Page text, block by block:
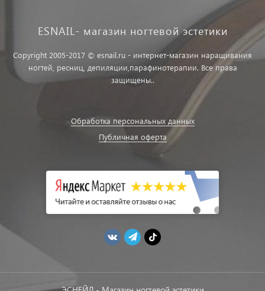
ESNAIL- магазин ногтевой эстетики
Copyright 2005-2017 © esnail.ru - интернет-магазин наращивания
ногтей, ресниц, депиляции,парафинотерапии. Все права
защищены..
Обработка персональных данных
Публичная оферта